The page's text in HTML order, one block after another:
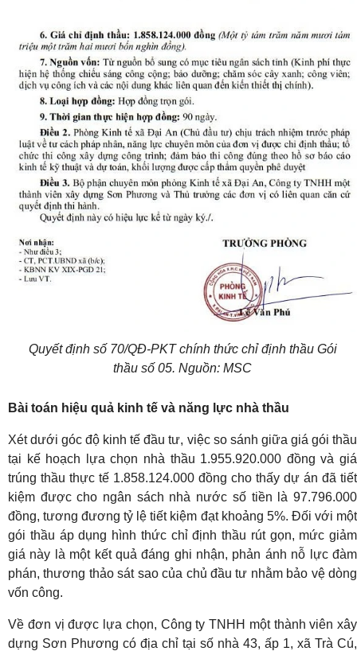
Quyết định số 70/QĐ-PKT chính thức chỉ định thầu Gói
thầu số 05. Nguồn: MSC
Bài toán hiệu quả kinh tế và năng lực nhà thầu
Xét dưới góc độ kinh tế đầu tư, việc so sánh giữa giá gói thầu
tại kế hoạch lựa chọn nhà thầu 1.955.920.000 đồng và giá
trúng thầu thực tế 1.858.124.000 đồng cho thấy dự án đã tiết
kiệm được cho ngân sách nhà nước số tiền là 97.796.000
đồng, tương đương tỷ lệ tiết kiệm đạt khoảng 5%. Đối với một
gói thầu áp dụng hình thức chỉ định thầu rút gọn, mức giảm
giá này là một kết quả đáng ghi nhận, phản ánh nỗ lực đàm
phán, thương thảo sát sao của chủ đầu tư nhằm bảo vệ dòng
vốn công.
Về đơn vị được lựa chọn, Công ty TNHH một thành viên xây
dựng Sơn Phương có địa chỉ tại số nhà 43, ấp 1, xã Trà Cú,